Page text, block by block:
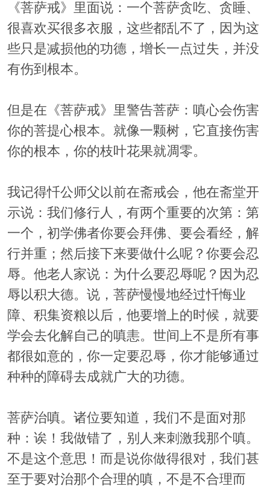
《菩萨戒》里面说：一个菩萨贪吃、贪睡、
很喜欢买很多衣服，这些都乱不了，因为这
些只是减损他的功德，增长一点过失，并没
有伤到根本。
但是在《菩萨戒》里警告菩萨：嗔心会伤害
你的菩提心根本。就像一颗树，它直接伤害
你的根本，你的枝叶花果就凋零。
我记得忏公师父以前在斋戒会，他在斋堂开
示说：我们修行人，有两个重要的次第：第
一个，初学佛者你要会拜佛、要会看经，解
行并重；然后接下来要做什么呢？你要会忍
辱。他老人家说：为什么要忍辱呢？因为忍
辱以积大德。说，菩萨慢慢地经过忏悔业
障、积集资粮以后，他要增上的时候，就要
学会去化解自己的嗔恚。世间上不是所有事
都很如意的，你一定要忍辱，你才能够通过
种种的障碍去成就广大的功德。
菩萨治嗔。诸位要知道，我们不是面对那
种：诶！我做错了，别人来刺激我那个嗔。
不是这个意思！而是说你做得很对，我们甚
至于要对治那个合理的嗔，不是不合理而